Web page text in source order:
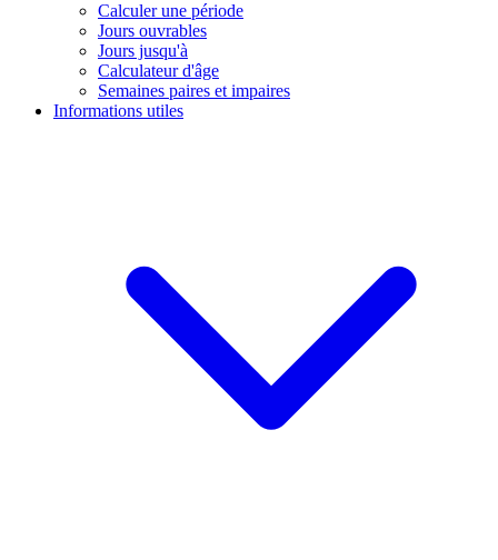
Calculer une période
Jours ouvrables
Jours jusqu'à
Calculateur d'âge
Semaines paires et impaires
Informations utiles